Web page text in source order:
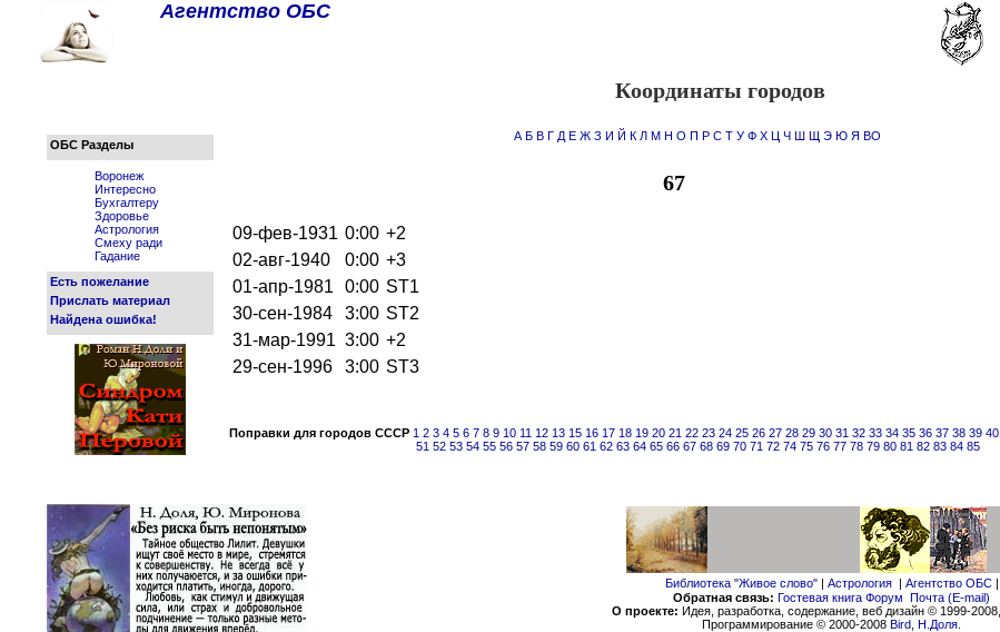
Агентство ОБС
Координаты городов
ОБС Разделы
Воронеж
Интересно
Бухгалтеру
Здоровье
Астрология
Смеху ради
Гадание
Есть пожелание
Прислать материал
Найдена ошибка!
А Б В Г Д Е Ж З И Й К Л М Н О П Р С Т У Ф Х Ц Ч Ш Щ Э Ю Я ВО
67
09-фев-1931 0:00 +2
02-авг-1940
0:00 +3
01-апр-1981
0:00 ST1
30-сен-1984
3:00 ST2
31-мар-1991 3:00 +2
29-сен-1996
3:00 ST3
Поправки для городов СССР 1 2 3 4 5 6 7 8 9 10 11 12 13 15 16 17 18 19 20 21 22 23 24 25 26 27 28 29 30 31 32 33 34 35 36 37 38 39 40
51 52 53 54 55 56 57 58 59 60 61 62 63 64 65 66 67 68 69 70 71 72 74 75 76 77 78 79 80 81 82 83 84 85
Библиотека "Живое слово" | Астрология | Агентство ОБС |
Обратная связь: Гостевая книга Форум Почта (E-mail)
О проекте: Идея, разработка, содержание, веб дизайн © 1999-2008,
Программирование © 2000-2008 Bird, Н.Доля.